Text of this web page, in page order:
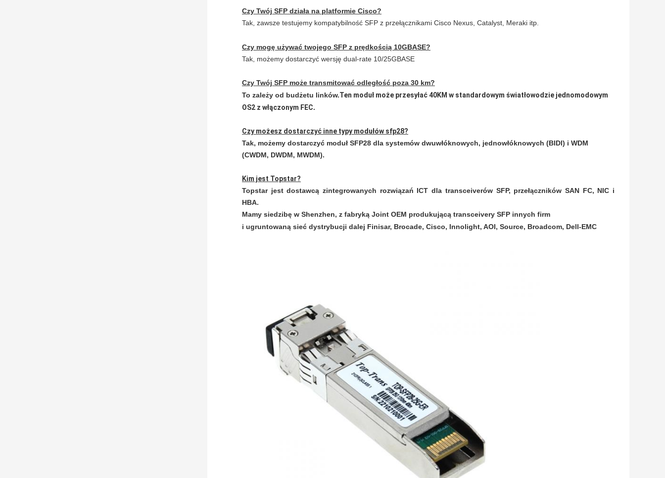
Czy Twój SFP działa na platformie Cisco?
Tak, zawsze testujemy kompatybilność SFP z przełącznikami Cisco Nexus, Catalyst, Meraki itp.
Czy mogę używać twojego SFP z prędkością 10GBASE?
Tak, możemy dostarczyć wersję dual-rate 10/25GBASE
Czy Twój SFP może transmitować odległość poza 30 km?
To zależy od budżetu linków.Ten moduł może przesyłać 40KM w standardowym światłowodzie jednomodowym
OS2 z włączonym FEC.
Czy możesz dostarczyć inne typy modułów sfp28?
Tak, możemy dostarczyć moduł SFP28 dla systemów dwuwłóknowych, jednowłóknowych (BIDI) i WDM
(CWDM, DWDM, MWDM).
Kim jest Topstar?
Topstar jest dostawcą zintegrowanych rozwiązań ICT dla transceiverów SFP, przełączników SAN FC, NIC i
HBA.
Mamy siedzibę w Shenzhen, z fabryką Joint OEM produkującą transceivery SFP innych firm
i ugruntowaną sieć dystrybucji dalej Finisar, Brocade, Cisco, Innolight, AOI, Source, Broadcom, Dell-EMC